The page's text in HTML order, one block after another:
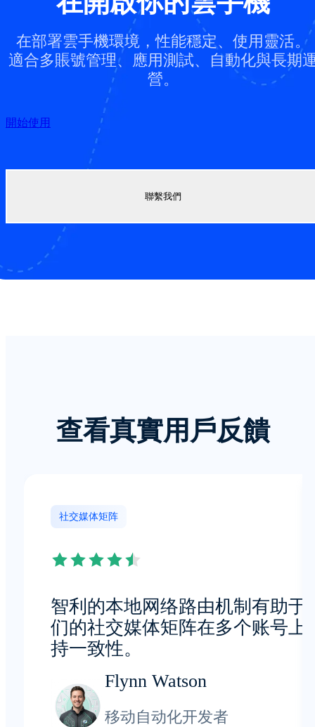
在部署雲手機環境，性能穩定、使用靈活。
適合多賬號管理、應用測試、自動化與長期
營。
開始使用
聯繫我們
查看真實用戶反饋
社交媒体矩阵
智利的本地网络路由机制有助于
们的社交媒体矩阵在多个账号上
持一致性。
Flynn Watson
移动自动化开发者